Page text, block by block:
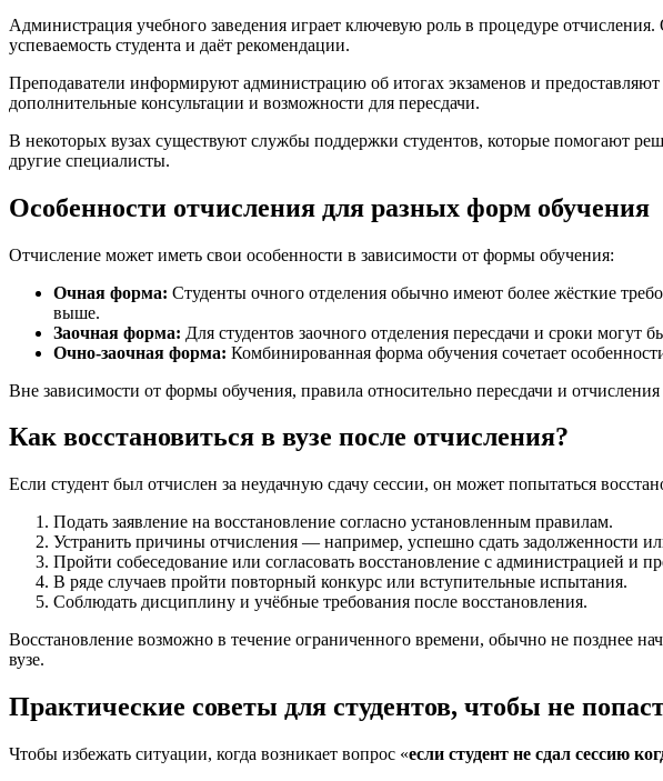
Администрация учебного заведения играет ключевую роль в процедуре
успеваемость студента и даёт рекомендации.
Преподаватели информируют администрацию об итогах экзаменов и
дополнительные консультации и возможности для пересдачи.
В некоторых вузах существуют службы поддержки студентов, которые помогают
другие специалисты.
Особенности отчисления для разных форм обучения
Отчисление может иметь свои особенности в зависимости от формы обучения:
Очная форма: Студенты очного отделения обычно имеют более жёсткие
выше.
Заочная форма: Для студентов заочного отделения пересдачи и сроки
Очно-заочная форма: Комбинированная форма обучения сочетает
Вне зависимости от формы обучения, правила относительно пересдачи и
Как восстановиться в вузе после отчисления?
Если студент был отчислен за неудачную сдачу сессии, он может попытаться
Подать заявление на восстановление согласно установленным правилам.
Устранить причины отчисления — например, успешно сдать задолженности
Пройти собеседование или согласовать восстановление с администрацией и
В ряде случаев пройти повторный конкурс или вступительные испытания.
Соблюдать дисциплину и учёбные требования после восстановления.
Восстановление возможно в течение ограниченного времени, обычно не позднее
вузе.
Практические советы для студентов, чтобы не
Чтобы избежать ситуации, когда возникает вопрос «если студент не сдал сессию